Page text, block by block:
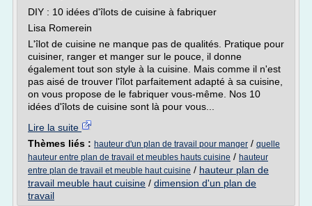
DIY : 10 idées d'îlots de cuisine à fabriquer
Lisa Romerein
L'îlot de cuisine ne manque pas de qualités. Pratique pour
cuisiner, ranger et manger sur le pouce, il donne
également tout son style à la cuisine. Mais comme il n'est
pas aisé de trouver l'îlot parfaitement adapté à sa cuisine,
on vous propose de le fabriquer vous-même. Nos 10
idées d'îlots de cuisine sont là pour vous...
Lire la suite
Thèmes liés : hauteur d'un plan de travail pour manger / quelle
hauteur entre plan de travail et meubles hauts cuisine / hauteur
entre plan de travail et meuble haut cuisine / hauteur plan de
travail meuble haut cuisine / dimension d'un plan de
travail